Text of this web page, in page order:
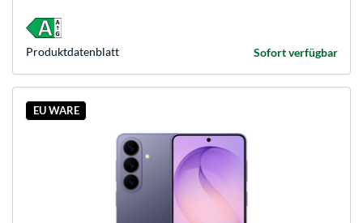
Sofort verfügbar
Produkt­datenblatt
EU WARE